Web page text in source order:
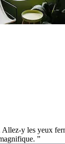
y les yeux
”